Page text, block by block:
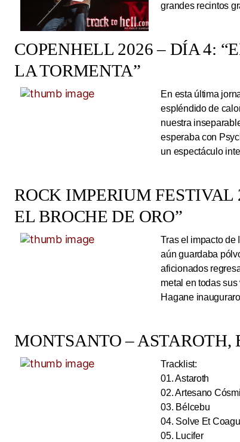
grandes recintos
COPENHELL 2026 – DÍA 4:
LA TORMENTA”
En esta última
espléndido de
nuestra
esperaba con
un espectáculo
ROCK IMPERIUM FESTIVAL
EL BROCHE DE ORO”
Tras el impacto de
aún guardaba
aficionados
metal en todas
Hagane
MONTSANTO – ASTAROTH,
Tracklist:
01. Astaroth
02. Artesano
03. Bélcebu
04. Solve Et
05. Lucifer